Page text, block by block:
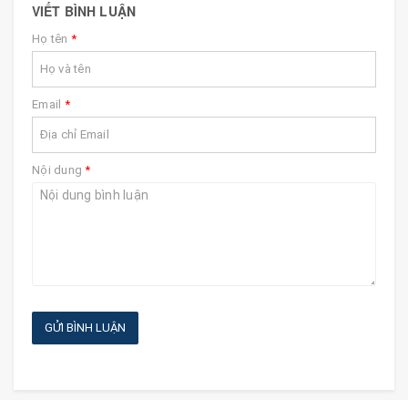
VIẾT BÌNH LUẬN
Họ tên *
Email *
Nội dung*
GỬI BÌNH LUẬN